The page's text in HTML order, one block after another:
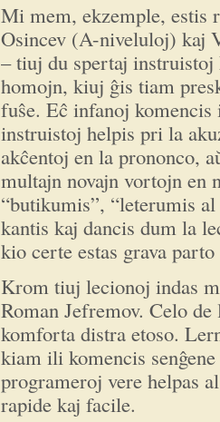
Mi mem, ekzemple, estis
Osincev (A-niveluloj) kaj
– tiuj du spertaj
homojn, kiuj ĝis tiam
fuŝe. Eĉ infanoj
instruistoj helpis pri la
akĉentoj en la prononco,
multajn novajn vortojn en
“butikumis”, “leterumis
kantis kaj dancis dum la
kio certe estas grava
Krom tiuj lecionoj indas
Roman Jefremov. Celo
komforta distra etoso.
kiam ili komencis
programeroj vere helpas
rapide kaj facile.